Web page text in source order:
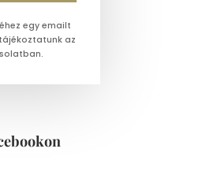
egy emailt
az